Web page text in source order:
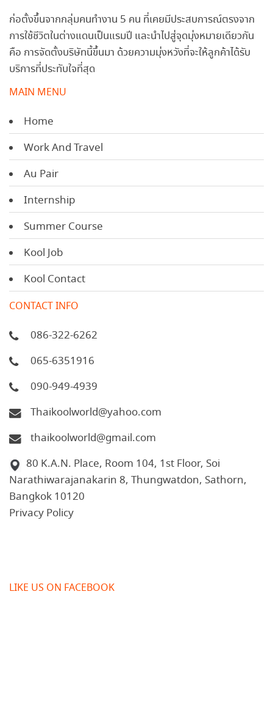
ก่อตั้งขึ้นจากกลุ่มคนทำงาน 5 คน ที่เคยมีประสบการณ์ตรงจาก
การใช้ชีวิตในต่างแดนเป็นแรมปี และนำไปสู่จุดมุ่งหมายเดียวกัน
คือ การจัดตั้งบริษัทนี้ขึ้นมา ด้วยความมุ่งหวังที่จะให้ลูกค้าได้รับ
บริการที่ประทับใจที่สุด
MAIN MENU
Home
Work And Travel
Au Pair
Internship
Summer Course
Kool Job
Kool Contact
CONTACT INFO
086-322-6262
065-6351916
090-949-4939
Thaikoolworld@yahoo.com
thaikoolworld@gmail.com
80 K.A.N. Place, Room 104, 1st Floor, Soi
Narathiwarajanakarin 8, Thungwatdon, Sathorn,
Bangkok 10120
Privacy Policy
LIKE US ON FACEBOOK